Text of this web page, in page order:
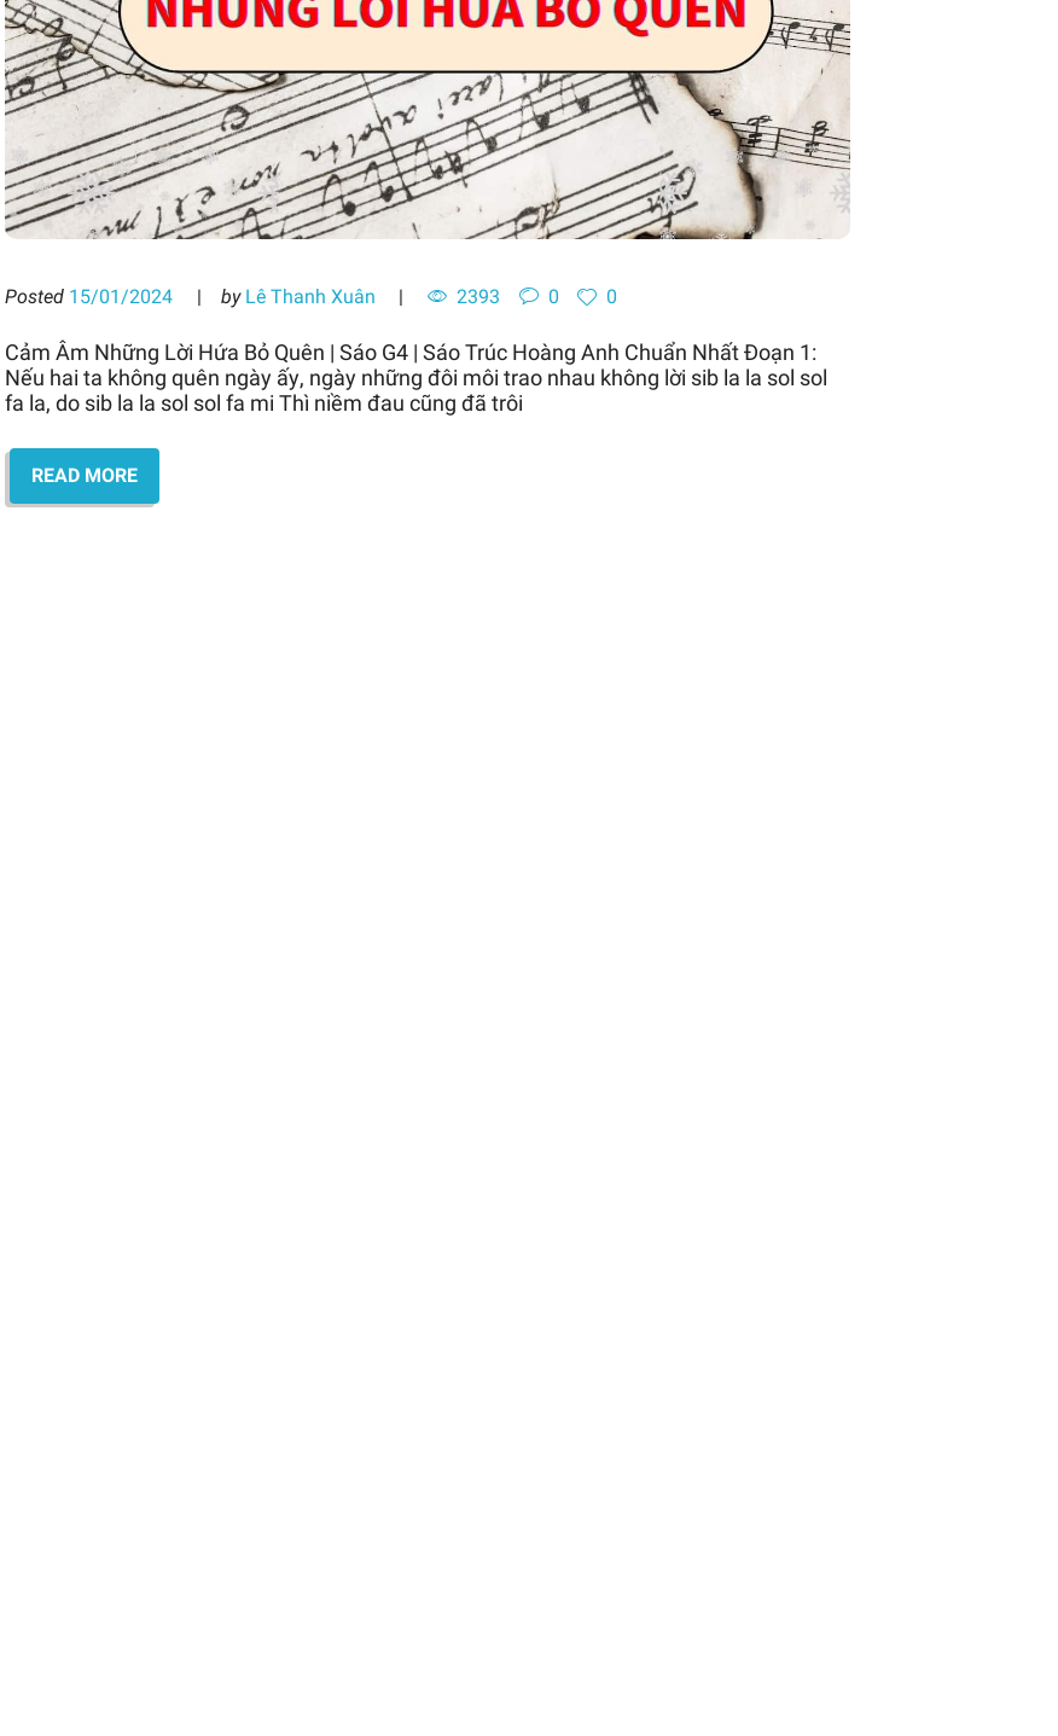
Posted 15/01/2024 by Lê Thanh Xuân 2393 0 0
Cảm Âm Những Lời Hứa Bỏ Quên | Sáo G4 | Sáo Trúc Hoàng Anh Chuẩn Nhất Đoạn 1:
Nếu hai ta không quên ngàу ấу, ngàу những đôi môi trao nhau không lời sib la la sol sol
fa la, do sib la la sol sol fa mi Thì niềm đau cũng đã trôi
READ MORE